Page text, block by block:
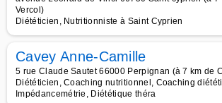
Vercol)
Diététicien, Nutritionniste à Saint Cyprien
Cavey Anne-Camille
5 rue Claude Sautet 66000 Perpignan (à 7 km de
Diététicien, Coaching nutritionnel, Coaching
Impédancemétrie, Diététique théra